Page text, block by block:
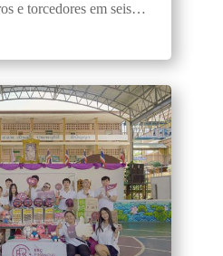
de 2026
e torcedores em seis
por meio de